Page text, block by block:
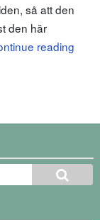
så att den
den här
reading